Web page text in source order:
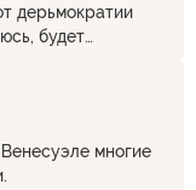
дерьмократии
будет
многие